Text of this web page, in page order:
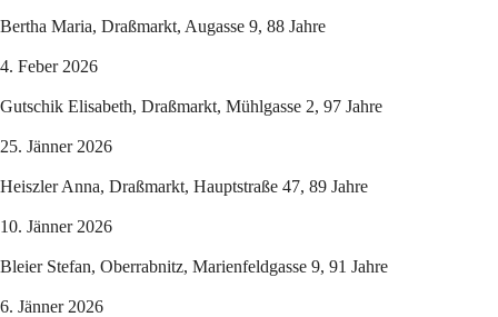
Bertha Maria, Draßmarkt, Augasse 9, 88 Jahre
4. Feber 2026
Gutschik Elisabeth, Draßmarkt, Mühlgasse 2, 97 Jahre
25. Jänner 2026
Heiszler Anna, Draßmarkt, Hauptstraße 47, 89 Jahre
10. Jänner 2026
Bleier Stefan, Oberrabnitz, Marienfeldgasse 9, 91 Jahre
6. Jänner 2026